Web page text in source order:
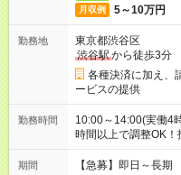
月収例 5～10万円
勤務地
東京都渋谷区
渋谷駅から徒歩3分
各種決済に加え、
ービスの提供
勤務時間
10:00～14:00(実働
時間以上で調整OK
期間 【急募】即日～長